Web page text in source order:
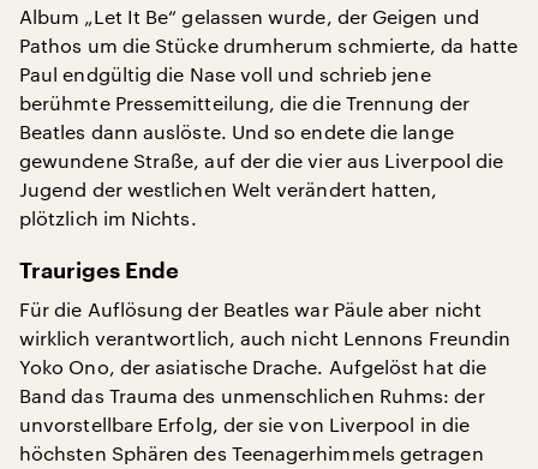
Album „Let It Be“ gelassen wurde, der Geigen und
Pathos um die Stücke drumherum schmierte, da hatte
Paul endgültig die Nase voll und schrieb jene
berühmte Pressemitteilung, die die Trennung der
Beatles dann auslöste. Und so endete die lange
gewundene Straße, auf der die vier aus Liverpool die
Jugend der westlichen Welt verändert hatten,
plötzlich im Nichts.
Trauriges Ende
Für die Auflösung der Beatles war Päule aber nicht
wirklich verantwortlich, auch nicht Lennons Freundin
Yoko Ono, der asiatische Drache. Aufgelöst hat die
Band das Trauma des unmenschlichen Ruhms: der
unvorstellbare Erfolg, der sie von Liverpool in die
höchsten Sphären des Teenagerhimmels getragen